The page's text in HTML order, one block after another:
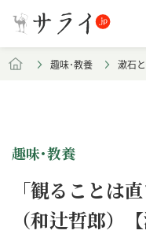
趣味･教養 漱石
趣味･教養
「観ることは
（和辻哲郎）